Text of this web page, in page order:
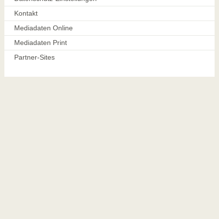
Kontakt
Mediadaten Online
Mediadaten Print
Partner-Sites